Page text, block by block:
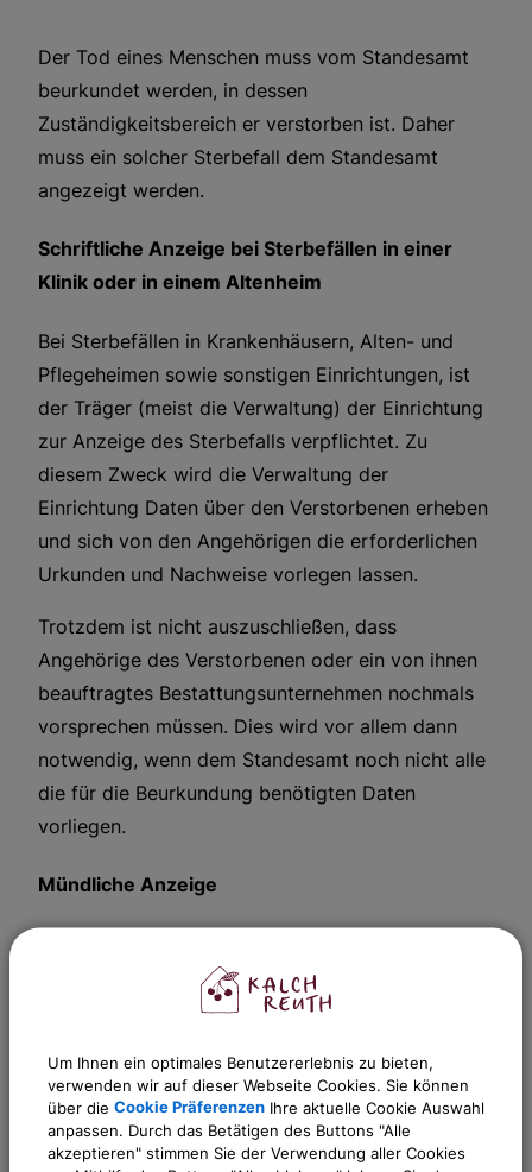
Der Tod eines Menschen muss vom Standesamt
beurkundet werden, in dessen
Zuständigkeitsbereich er verstorben ist. Daher
muss ein solcher Sterbefall dem Standesamt
angezeigt werden.
Schriftliche Anzeige bei Sterbefällen in einer
Klinik oder in einem Altenheim
Bei Sterbefällen in Krankenhäusern, Alten- und
Pflegeheimen sowie sonstigen Einrichtungen, ist
der Träger (meist die Verwaltung) der Einrichtung
zur Anzeige des Sterbefalls verpflichtet. Zu
diesem Zweck wird die Verwaltung der
Einrichtung Daten über den Verstorbenen erheben
und sich von den Angehörigen die erforderlichen
Urkunden und Nachweise vorlegen lassen.
Trotzdem ist nicht auszuschließen, dass
Angehörige des Verstorbenen oder ein von ihnen
beauftragtes Bestattungsunternehmen nochmals
vorsprechen müssen. Dies wird vor allem dann
notwendig, wenn dem Standesamt noch nicht alle
die für die Beurkundung benötigten Daten
vorliegen.
Mündliche Anzeige
Tod des Menschen beim Standesamt mündlich
angezeigt werden. Dies ist z. B. dann der Fall,
(Klinik, Altenheim, usw.) ereignet hat.
Zur Anzeige sind verpflichtet:
Um Ihnen ein optimales Benutzererlebnis zu bieten,
verwenden wir auf dieser Webseite Cookies. Sie können
über die Cookie Präferenzen Ihre aktuelle Cookie Auswahl
anpassen. Durch das Betätigen des Buttons "Alle
akzeptieren" stimmen Sie der Verwendung aller Cookies